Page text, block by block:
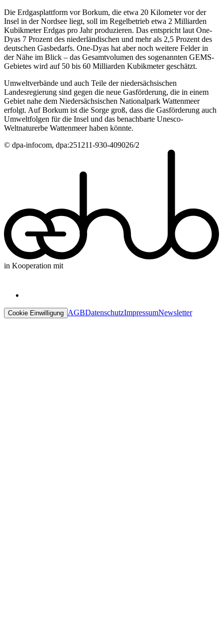
Die Erdgasplattform vor Borkum, die etwa 20 Kilometer vor der
Insel in der Nordsee liegt, soll im Regelbetrieb etwa 2 Milliarden
Kubikmeter Erdgas pro Jahr produzieren. Das entspricht laut One-
Dyas 7 Prozent des niederländischen und mehr als 2,5 Prozent des
deutschen Gasbedarfs. One-Dyas hat aber noch weitere Felder in
der Nähe im Blick – das Gesamtvolumen des sogenannten GEMS-
Gebietes wird auf 50 bis 60 Milliarden Kubikmeter geschätzt.
Umweltverbände und auch Teile der niedersächsischen
Landesregierung sind gegen die neue Gasförderung, die in einem
Gebiet nahe dem Niedersächsischen Nationalpark Wattenmeer
erfolgt. Auf Borkum ist die Sorge groß, dass die Gasförderung auch
Umweltfolgen für die Insel und das benachbarte Unesco-
Weltnaturerbe Wattenmeer haben könnte.
© dpa-infocom, dpa:251211-930-409026/2
in Kooperation mit
Cookie Einwilligung AGBDatenschutzImpressumNewsletter